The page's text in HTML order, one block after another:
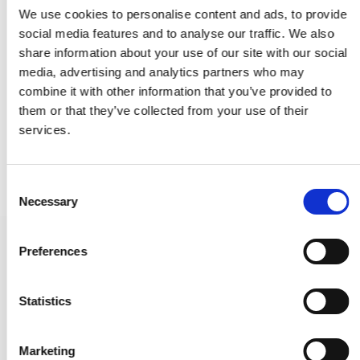
We use cookies to personalise content and ads, to provide
social media features and to analyse our traffic. We also
share information about your use of our site with our social
media, advertising and analytics partners who may
combine it with other information that you’ve provided to
them or that they’ve collected from your use of their
services.
Necessary
Preferences
Statistics
Marketing
Möbelknopf - Gebürsteter Stahl - HELIX - 20 mm x 25 mm